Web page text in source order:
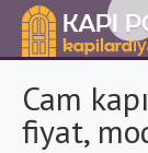
Cam
fiyat,